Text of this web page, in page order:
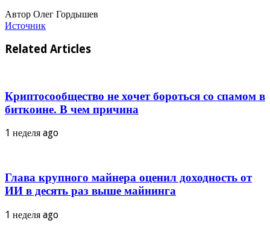
Автор Олег Гордышев
Источник
Related Articles
Криптосообщество не хочет бороться со спамом в
биткоине. В чем причина
1 неделя ago
Глава крупного майнера оценил доходность от
ИИ в десять раз выше майнинга
1 неделя ago